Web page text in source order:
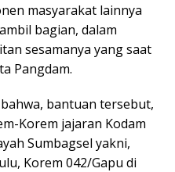
masyarakat lainnya
bagian, dalam
sesamanya yang saat
Pangdam.
bantuan tersebut,
Korem jajaran Kodam
Sumbagsel yakni,
Korem 042/Gapu di